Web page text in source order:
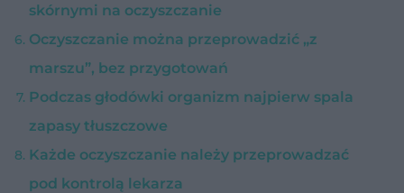
skórnymi na oczyszczanie
Oczyszczanie można przeprowadzić „z
marszu”, bez przygotowań
Podczas głodówki organizm najpierw spala
zapasy tłuszczowe
Każde oczyszczanie należy przeprowadzać
pod kontrolą lekarza